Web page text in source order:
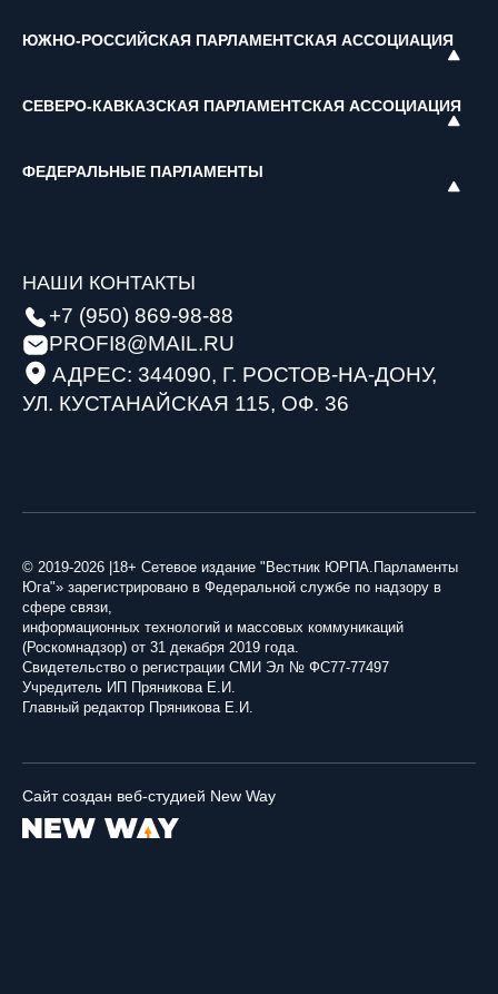
ЮЖНО-РОССИЙСКАЯ ПАРЛАМЕНТСКАЯ АССОЦИАЦИЯ
СЕВЕРО-КАВКАЗСКАЯ ПАРЛАМЕНТСКАЯ АССОЦИАЦИЯ
ФЕДЕРАЛЬНЫЕ ПАРЛАМЕНТЫ
НАШИ КОНТАКТЫ
+7 (950) 869-98-88
PROFI8@MAIL.RU
АДРЕС: 344090, Г. РОСТОВ-НА-ДОНУ,
УЛ. КУСТАНАЙСКАЯ 115, ОФ. 36
© 2019-2026 |18+ Сетевое издание "Вестник ЮРПА.Парламенты
Юга"» зарегистрировано в Федеральной службе по надзору в
сфере связи,
информационных технологий и массовых коммуникаций
(Роскомнадзор) от 31 декабря 2019 года.
Свидетельство о регистрации СМИ Эл № ФС77-77497
Учредитель ИП Пряникова Е.И.
Главный редактор Пряникова Е.И.
Сайт создан веб-студией New Way